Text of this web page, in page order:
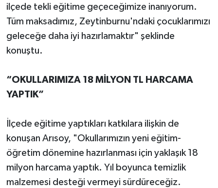
ilçede tekli eğitime geçeceğimize inanıyorum.
Tüm maksadımız, Zeytinburnu'ndaki çocuklarımızı
geleceğe daha iyi hazırlamaktır" şeklinde
konuştu.
“OKULLARIMIZA 18 MİLYON TL HARCAMA
YAPTIK”
İlçede eğitime yaptıkları katkılara ilişkin de
konuşan Arısoy, "Okullarımızın yeni eğitim-
öğretim dönemine hazırlanması için yaklaşık 18
milyon harcama yaptık. Yıl boyunca temizlik
malzemesi desteği vermeyi sürdüreceğiz.